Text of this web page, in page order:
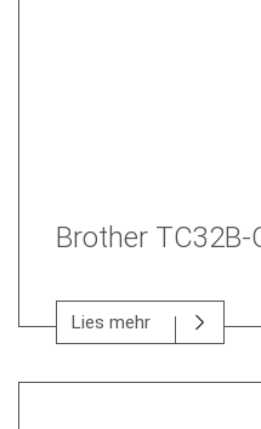
Brother TC32B-
Lies mehr